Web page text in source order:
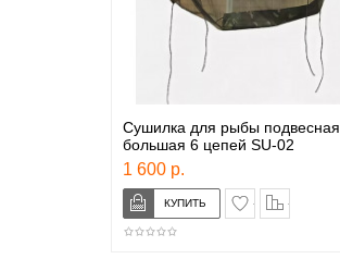
Сушилка для рыбы подвесная
большая 6 цепей SU-02
1 600 р.
в закладки